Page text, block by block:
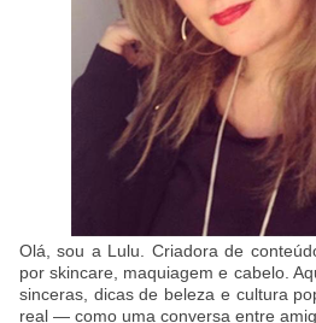
Olá, sou a Lulu. Criadora de
por skincare, maquiagem e cabelo.
sinceras, dicas de beleza e cultura
real — como uma conversa entre